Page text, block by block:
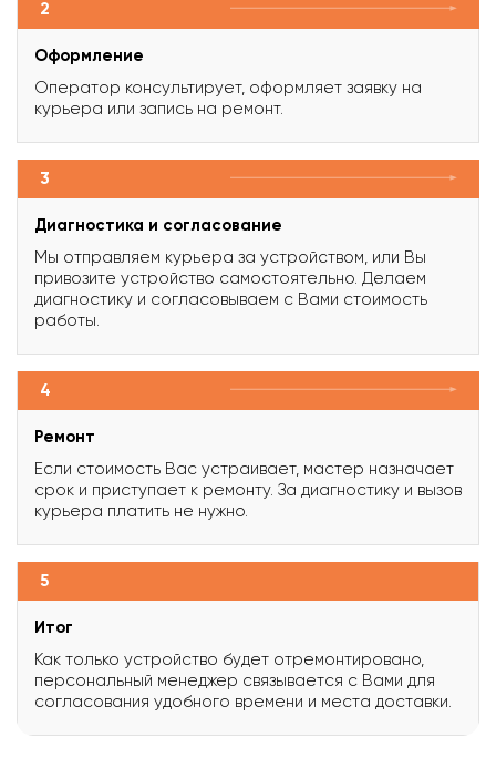
2
Оформление
Оператор консультирует, оформляет заявку на
курьера или запись на ремонт.
3
Диагностика и согласование
Мы отправляем курьера за устройством, или Вы
привозите устройство самостоятельно. Делаем
диагностику и согласовываем с Вами стоимость
работы.
4
Ремонт
Если стоимость Вас устраивает, мастер назначает
срок и приступает к ремонту. За диагностику и вызов
курьера платить не нужно.
5
Итог
Как только устройство будет отремонтировано,
персональный менеджер связывается с Вами для
согласования удобного времени и места доставки.